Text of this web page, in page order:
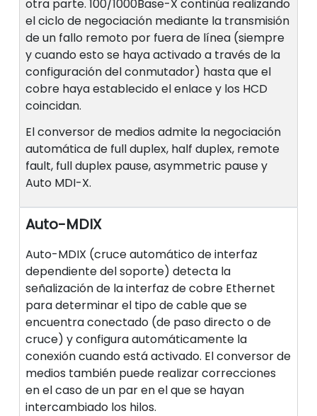
otra parte. 100/1000Base-X continúa realizando
el ciclo de negociación mediante la transmisión
de un fallo remoto por fuera de línea (siempre
y cuando esto se haya activado a través de la
configuración del conmutador) hasta que el
cobre haya establecido el enlace y los HCD
coincidan.
El conversor de medios admite la negociación
automática de full duplex, half duplex, remote
fault, full duplex pause, asymmetric pause y
Auto MDI-X.
Auto-MDIX
Auto-MDIX (cruce automático de interfaz
dependiente del soporte) detecta la
señalización de la interfaz de cobre Ethernet
para determinar el tipo de cable que se
encuentra conectado (de paso directo o de
cruce) y configura automáticamente la
conexión cuando está activado. El conversor de
medios también puede realizar correcciones
en el caso de un par en el que se hayan
intercambiado los hilos.